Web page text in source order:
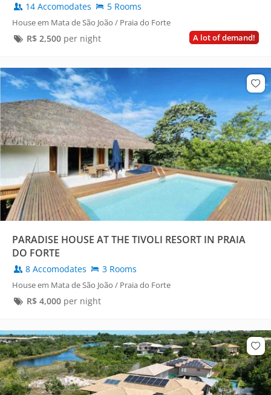
14 Accomodates 5 Rooms
House em Mata de São João / Praia do Forte
A lot of demand!
R$ 2,500per night
PARADISE HOUSE AT THE TIVOLI RESORT IN PRAIA
DO FORTE
8 Accomodates 3 Rooms
House em Mata de São João / Praia do Forte
R$ 4,000per night